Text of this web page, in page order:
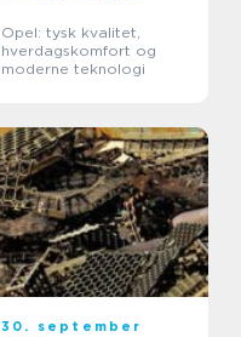
Opel: tysk kvalitet,
hverdagskomfort og
moderne teknologi
30. september